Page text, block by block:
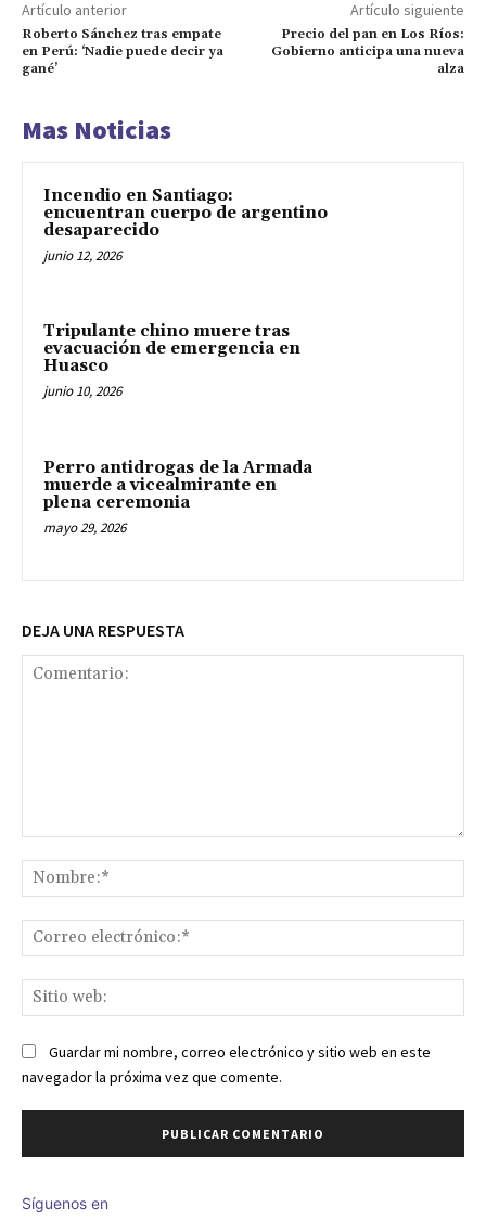
Artículo anterior
Roberto Sánchez tras empate
en Perú: ‘Nadie puede decir ya
gané’
Artículo siguiente
Precio del pan en Los Ríos:
Gobierno anticipa una nueva
alza
Mas Noticias
Incendio en Santiago:
encuentran cuerpo de argentino
desaparecido
junio 12, 2026
Tripulante chino muere tras
evacuación de emergencia en
Huasco
junio 10, 2026
Perro antidrogas de la Armada
muerde a vicealmirante en
plena ceremonia
mayo 29, 2026
DEJA UNA RESPUESTA
Guardar mi nombre, correo electrónico y sitio web en este
navegador la próxima vez que comente.
Síguenos en